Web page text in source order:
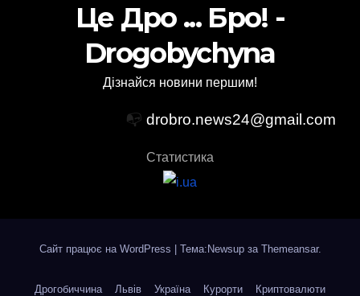
Це Дро ... Бро! -
Drogobychyna
Дізнайся новини першим!
📭 drobro.news24@gmail.com
Статистика
Сайт працює на WordPress Тема:Newsup за Themeansar.
Дрогобиччина Львів Україна Курорти Криптовалюти